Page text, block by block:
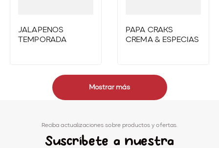
JALAPEÑOS
TEMPORADA
PAPA CRAKS
CREMA & ESPECIAS
Mostrar más
Reciba actualizaciones sobre productos y ofertas.
Suscríbete a nuestra